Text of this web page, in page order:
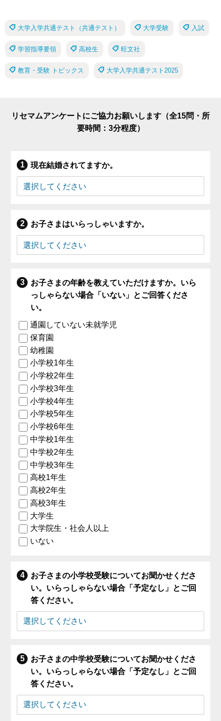
大学入学共通テスト（共通テスト） 大学受験 入試
学習指導要領 高校生 旺文社
教育・受験 トピックス 大学入学共通テスト2025
リセマムアンケートにご協力お願いします（全15問・所
要時間：3分程度）
現在結婚されてますか。
お子さまはいらっしゃいますか。
お子さまの年齢を教えていただけますか。いら
っしゃらない場合「いない」とご回答くださ
い。
通園していない未就学児
保育園
幼稚園
小学校1年生
小学校2年生
小学校3年生
小学校4年生
小学校5年生
小学校6年生
中学校1年生
中学校2年生
中学校3年生
高校1年生
高校2年生
高校3年生
大学生
大学院生・社会人以上
いない
お子さまの小学校受験についてお聞かせくださ
い。いらっしゃらない場合「予定なし」とご回
答ください。
お子さまの中学校受験についてお聞かせくださ
い。いらっしゃらない場合「予定なし」とご回
答ください。